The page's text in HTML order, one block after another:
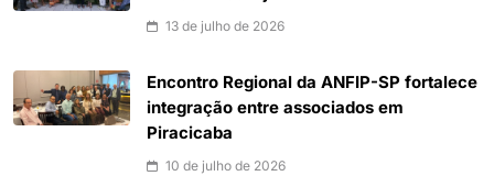
13 de julho de 2026
Encontro Regional da ANFIP-SP fortalece
integração entre associados em
Piracicaba
10 de julho de 2026